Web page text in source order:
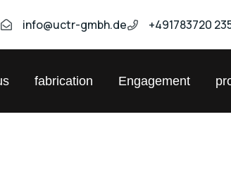
info@uctr-gmbh.de +491783720
fabrication Engagement